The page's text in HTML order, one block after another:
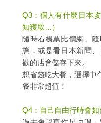
Q3：個人有什麼日本
知獲取…）
隨時看機票比價網、
態，或是看日本新聞
歡的店會儲存下來。
想省錢吃大餐，選擇中
餐非常超值！
Q4：自己自由行時會如